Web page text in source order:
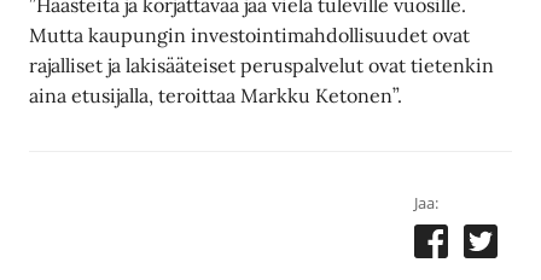
”Haasteita ja korjattavaa jää vielä tuleville vuosille.
Mutta kaupungin investointimahdollisuudet ovat
rajalliset ja lakisääteiset peruspalvelut ovat tietenkin
aina etusijalla, teroittaa Markku Ketonen”.
Jaa: